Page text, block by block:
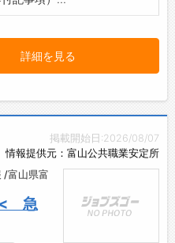
く、活気あふれる職場でや
職者も活躍しており、自分
て働けることが当社の強み
くださり、あっという間に
。」
とじっくり向き合える環境
することで、お客様から
応してもらえるなんて！』
詳細を見る
掲載開始日:2026/08/07
情報提供元：富山公共職業安定所
富山県富
急